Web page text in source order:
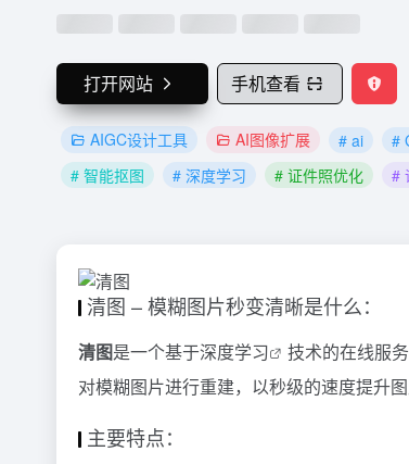
打开网站 手机查看
AIGC设计工具 AI图像扩展 # ai #
# 智能抠图
# 深度学习 # 证件照优化 #
清图 – 模糊图片秒变清晰是什么：
清图是一个基于深度学习
技术的在线服
对模糊图片进行重建，以秒级的速度提升图
主要特点：